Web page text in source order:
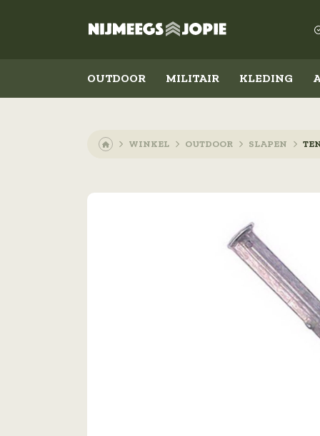
OUTDOOR MILITAIR KLEDING
Outdoor Militair
Accessoires
Emblemen
Militaire rangen
WINKEL OUTDOOR SLAPEN